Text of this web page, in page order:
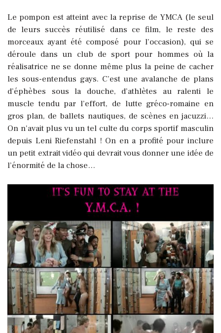
Le pompon est atteint avec la reprise de YMCA (le seul
de leurs succès réutilisé dans ce film, le reste des
morceaux ayant été composé pour l’occasion), qui se
déroule dans un club de sport pour hommes où la
réalisatrice ne se donne même plus la peine de cacher
les sous-entendus gays. C’est une avalanche de plans
d’éphèbes sous la douche, d’athlètes au ralenti le
muscle tendu par l’effort, de lutte gréco-romaine en
gros plan, de ballets nautiques, de scènes en jacuzzi…
On n'avait plus vu un tel culte du corps sportif masculin
depuis Leni Riefenstahl ! On en a profité pour inclure
un petit extrait vidéo qui devrait vous donner une idée de
l’énormité de la chose…